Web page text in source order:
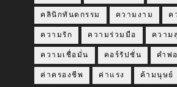
คลินิกทันตกรรม ความงาม ค
ความรัก ความร่วมมือ ความ
ความเชื่อมั่น คอร์รัปชั่น คำพ่
ค่าครองชีพ ค่าแรง ค้ามนุษย์